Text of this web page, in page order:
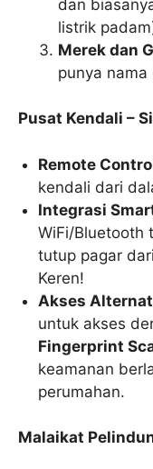
dan
listrik
Merek dan
punya
Pusat Kendali –
Remote
kendali dari
Integrasi
WiFi/Bluetooth
tutup pagar
Keren!
Akses
untuk akses
Fingerprint
keamanan
perumahan.
Malaikat